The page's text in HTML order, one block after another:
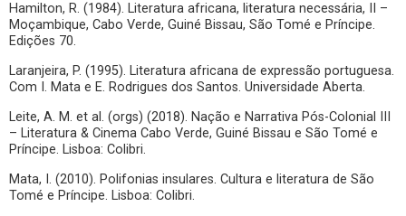
Hamilton, R. (1984). Literatura africana, literatura necessária, II –
Moçambique, Cabo Verde, Guiné Bissau, São Tomé e Príncipe.
Edições 70.
Laranjeira, P. (1995). Literatura africana de expressão portuguesa.
Com I. Mata e E. Rodrigues dos Santos. Universidade Aberta.
Leite, A. M. et al. (orgs) (2018). Nação e Narrativa Pós-Colonial III
– Literatura & Cinema Cabo Verde, Guiné Bissau e São Tomé e
Príncipe. Lisboa: Colibri.
Mata, I. (2010). Polifonias insulares. Cultura e literatura de São
Tomé e Príncipe. Lisboa: Colibri.